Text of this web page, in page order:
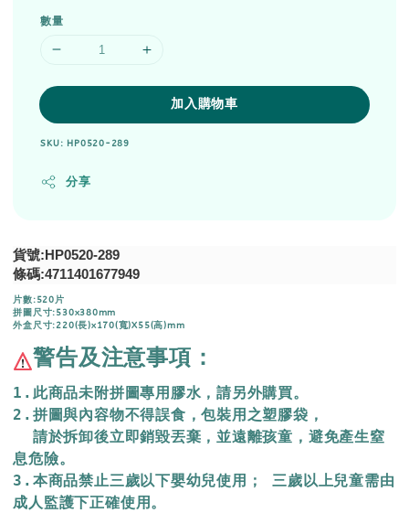
數量
加入購物車
SKU: HP0520-289
分享
貨號:HP0520-289
條碼:4711401677949
片數:520片
拼圖尺寸:530x380mm
外盒尺寸:220(長)x170(寬)X55(高)mm
警告及注意事項：
1.此商品未附拼圖專用膠水，請另外購買。
2.拼圖與內容物不得誤食，包裝用之塑膠袋，
  請於拆卸後立即銷毀丟棄，
並遠離孩童，避免產生窒
息危險。
3.本商品禁止三歲以下嬰幼兒使用； 三歲以上兒童需由
成人監護下正確使用。